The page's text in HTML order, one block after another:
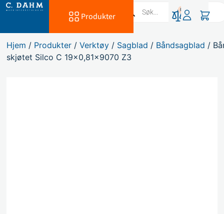
Produkter
0
Hjem / Produkter /Verktøy / Sagblad / Båndsagblad /
skjøtet Silco C 19×0,81×9070 Z3